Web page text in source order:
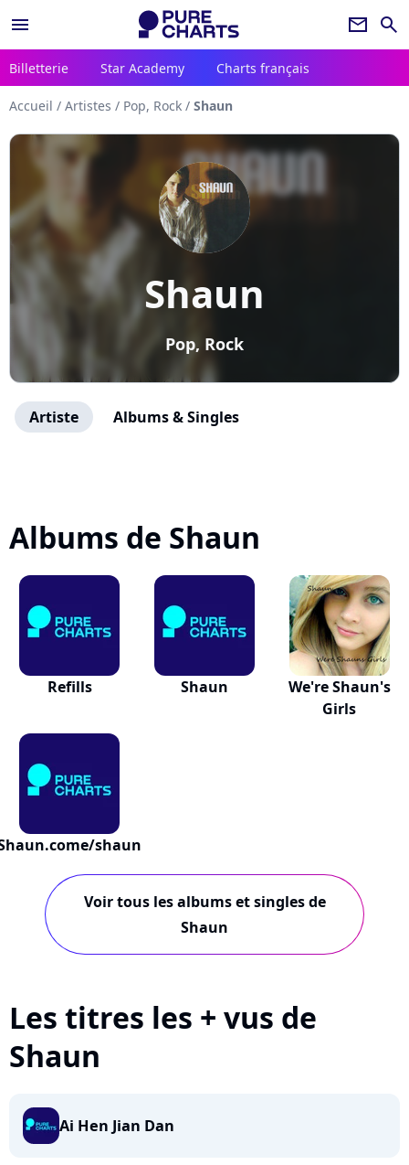
menu newsletter search
Billetterie Star Academy Charts français
Accueil / Artistes / Pop, Rock / Shaun
Shaun
Pop, Rock
Artiste Albums & Singles
Albums de Shaun
Refills Shaun
We're Shaun's
Girls
shaun
Voir tous les albums et singles de
Shaun
Les titres les + vus de
Shaun
Ai Hen Jian Dan